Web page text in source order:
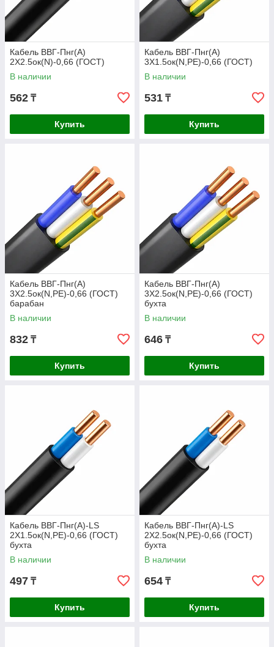
Кабель ВВГ-Пнг(А)
2Х2.5ок(N)-0,66 (ГОСТ)
В наличии
562 ₸
Купить
Кабель ВВГ-Пнг(А)
3Х1.5ок(N,РЕ)-0,66 (ГОСТ)
В наличии
531 ₸
Купить
Кабель ВВГ-Пнг(А)
3Х2.5ок(N,РЕ)-0,66 (ГОСТ)
барабан
В наличии
832 ₸
Купить
Кабель ВВГ-Пнг(А)
3Х2.5ок(N,РЕ)-0,66 (ГОСТ)
бухта
В наличии
646 ₸
Купить
Кабель ВВГ-Пнг(А)-LS
2Х1.5ок(N,РЕ)-0,66 (ГОСТ)
бухта
В наличии
497 ₸
Купить
Кабель ВВГ-Пнг(А)-LS
2Х2.5ок(N,РЕ)-0,66 (ГОСТ)
бухта
В наличии
654 ₸
Купить